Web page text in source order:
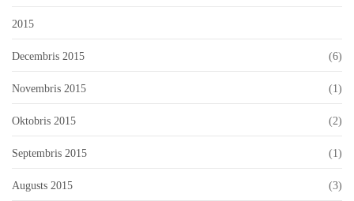
2015
Decembris 2015 (6)
Novembris 2015 (1)
Oktobris 2015 (2)
Septembris 2015 (1)
Augusts 2015 (3)